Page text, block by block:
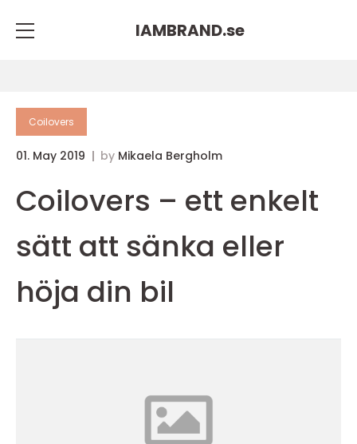
IAMBRAND.se
Coilovers
01. May 2019 by Mikaela Bergholm
Coilovers – ett enkelt
sätt att sänka eller
höja din bil